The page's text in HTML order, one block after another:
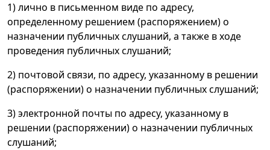
1) лично в письменном виде по адресу,
определенному решением (распоряжением) о
назначении публичных слушаний, а также в ходе
проведения публичных слушаний;
2) почтовой связи, по адресу, указанному в решении
(распоряжении) о назначении публичных слушаний;
3) электронной почты по адресу, указанному в
решении (распоряжении) о назначении публичных
слушаний;